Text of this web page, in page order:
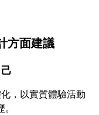
方面建議
，以實質體驗活動